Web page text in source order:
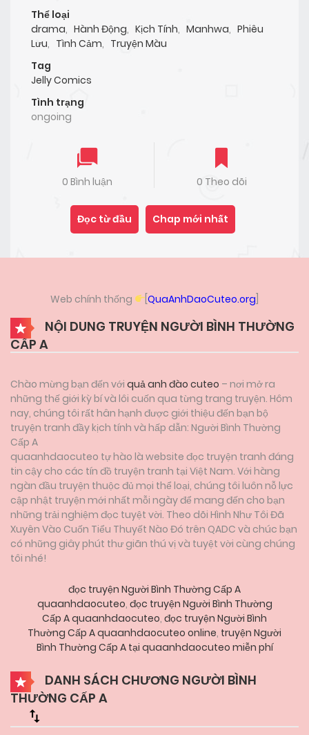
Thể loại
drama, Hành Động, Kịch Tính, Manhwa, Phiêu
Lưu, Tình Cảm, Truyện Màu
Tag
Jelly Comics
Tình trạng
ongoing
0 Bình luận 0 Theo dõi
Đọc từ đầu Chap mới nhất
Web chính thống [QuaAnhDaoCuteo.org
NỘI DUNG TRUYỆN NGƯỜI BÌNH THƯỜNG
CẤP A
Chào mừng bạn đến với quả anh đào cuteo – nơi mở ra
những thế giới kỳ bí và lôi cuốn qua từng trang truyện. Hôm
nay, chúng tôi rất hân hạnh được giới thiệu đến bạn bộ
truyện tranh đầy kịch tính và hấp dẫn: Người Bình Thường
Cấp A
quaanhdaocuteo tự hào là website đọc truyện tranh đáng
tin cậy cho các tín đồ truyện tranh tại Việt Nam. Với hàng
ngàn đầu truyện thuộc đủ mọi thể loại, chúng tôi luôn nỗ lực
cập nhật truyện mới nhất mỗi ngày để mang đến cho bạn
những trải nghiệm đọc tuyệt vời. Theo dõi Hình Như Tôi Đã
Xuyên Vào Cuốn Tiểu Thuyết Nào Đó trên QADC và chúc bạn
có những giây phút thư giãn thú vị và tuyệt vời cùng chúng
tôi nhé!
đọc truyện Người Bình Thường Cấp A
quaanhdaocuteo, đọc truyện Người Bình Thường
Cấp A quaanhdaocuteo, đọc truyện Người Bình
Thường Cấp A quaanhdaocuteo online, truyện Người
Bình Thường Cấp A tại quaanhdaocuteo miễn phí
DANH SÁCH CHƯƠNG NGƯỜI BÌNH
THƯỜNG CẤP A